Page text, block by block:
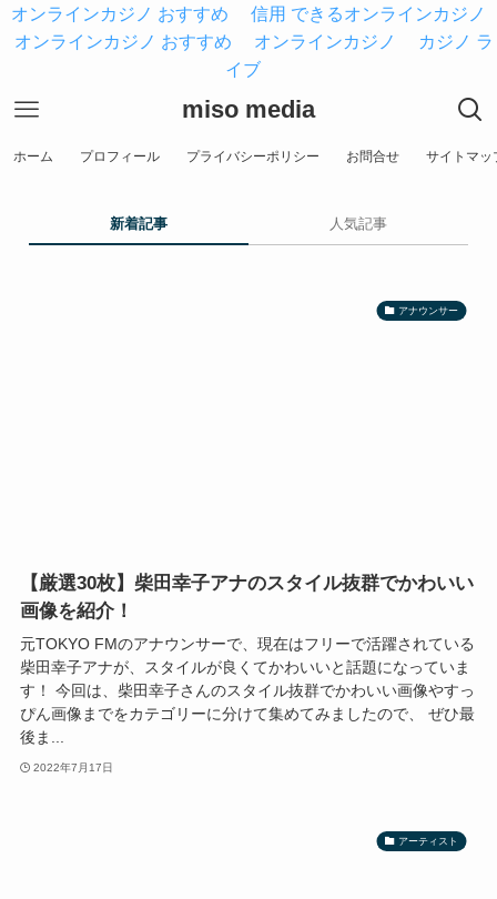
オンラインカジノ おすすめ
信用 できるオンラインカジノ
オンラインカジノ おすすめ
オンラインカジノ
カジノ ラ
イブ
miso media
ホーム プロフィール プライバシーポリシー お問合せ サイトマッ
新着記事 人気記事
アナウンサー
【厳選30枚】柴田幸子アナのスタイル抜群でかわいい
画像を紹介！
元TOKYO FMのアナウンサーで、現在はフリーで活躍されている
柴田幸子アナが、スタイルが良くてかわいいと話題になっていま
す！ 今回は、柴田幸子さんのスタイル抜群でかわいい画像やすっ
ぴん画像までをカテゴリーに分けて集めてみましたので、 ぜひ最
後ま...
2022年7月17日
アーティスト